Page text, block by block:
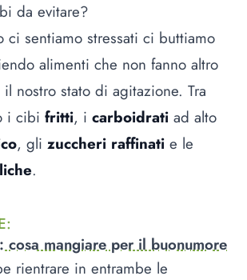
da evitare?
ci sentiamo stressati ci buttiamo
alimenti che non fanno altro
nostro stato di agitazione. Tra
i cibi fritti, i carboidrati ad alto
, gli zuccheri raffinati e le
.
:
mangiare per il buonumore
rientrare in entrambe le